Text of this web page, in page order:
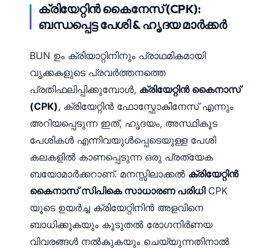
ക്രിയേറ്റിൻ കൈനേസ് (CPK):
ബന്ധപ്പെട്ട പേശി & ഹൃദയ മാർക്കർ
BUN ഉം ക്രിയാറ്റിനിനും പ്രാഥമികമായി
വൃക്കകളുടെ പ്രവർത്തനത്തെ
പ്രതിഫലിപ്പിക്കുമ്പോൾ, ക്രിയേറ്റിൻ കൈനാസ്
(CPK), ക്രിയേറ്റിൻ ഫോസ്ഫോകിനേസ് എന്നും
അറിയപ്പെടുന്ന ഇത്, ഹൃദയം, അസ്ഥികൂട
പേശികൾ എന്നിവയുൾപ്പെടെയുള്ള പേശി
കലകളിൽ കാണപ്പെടുന്ന ഒരു പ്രത്യേക
ബയോമാർക്കറാണ്. മനസ്സിലാക്കൽ ക്രിയേറ്റിൻ
കൈനാസ് സിപികെ സാധാരണ പരിധിCPK
യുടെ ഉയർച്ച ക്രിയേറ്റിനിൻ അളവിനെ
ബാധിക്കുകയും കൂടുതൽ രോഗനിർണയ
വിവരങ്ങൾ നൽകുകയും ചെയ്യുന്നതിനാൽ
Bahasa Indonesia
Հայերեն
Íslenska
Српски језик
Svenska
Bosanski
Azərbaycan dili
Eesti
日本語
Čeština
Русский